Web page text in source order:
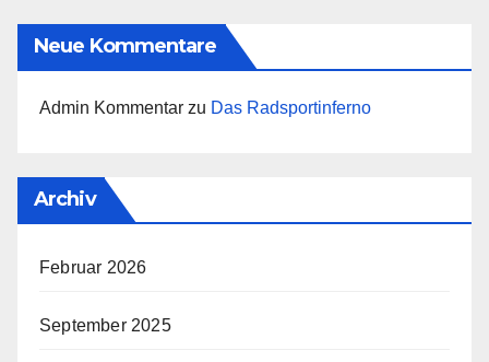
Neue Kommentare
Admin Kommentar zu Das Radsportinferno
Archiv
Februar 2026
September 2025